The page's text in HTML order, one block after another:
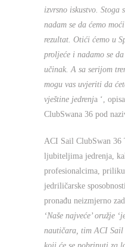
izvrsno iskustvo.
nadam se da ćemo
rezultat. Otići ćemo u
proljeće i nadamo se
učinak. A sa serijom
mogu vas uvjeriti da
vještine jedrenja ‘,
ClubSwana 36 pod
ACI Sail ClubSwan
ljubiteljima jedrenja,
profesionalcima,
jedriličarske
pronađu neizmjerno
‘Naše najveće’ oružje
nautičara, tim ACI